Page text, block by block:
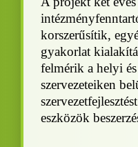
korszerűsítik,
gyakorlat
felmérik a helyi
szervezeteiken
eszközök